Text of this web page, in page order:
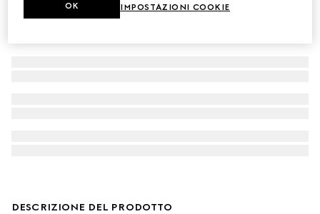
DESCRIZIONE DEL PRODOTTO
IMPOSTAZIONI COOKIE
OK